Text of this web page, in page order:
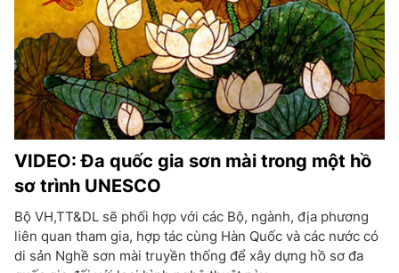
VIDEO: Đa quốc gia sơn mài trong một hồ
sơ trình UNESCO
Bộ VH,TT&DL sẽ phối hợp với các Bộ, ngành, địa phương
liên quan tham gia, hợp tác cùng Hàn Quốc và các nước có
di sản Nghề sơn mài truyền thống để xây dựng hồ sơ đa